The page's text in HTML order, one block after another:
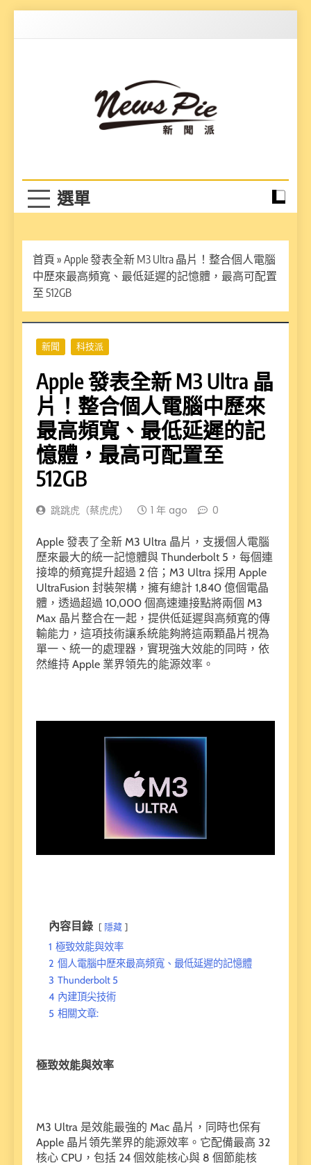
首頁 » Apple 發表全新 M3 Ultra 晶片！整合個人電腦
中歷來最高頻寬、最低延遲的記憶體，最高可配置
至 512GB
新聞 科技派
Apple 發表全新 M3 Ultra 晶
片！整合個人電腦中歷來
最高頻寬、最低延遲的記
憶體，最高可配置至
512GB
跳跳虎（蔡虎虎） 1 年 ago 0
Apple 發表了全新 M3 Ultra 晶片，支援個人電腦
歷來最大的統一記憶體與 Thunderbolt 5，每個連
接埠的頻寬提升超過 2 倍；M3 Ultra 採用 Apple
UltraFusion 封裝架構，擁有總計 1,840 億個電晶
體，透過超過 10,000 個高速連接點將兩個 M3
Max 晶片整合在一起，提供低延遲與高頻寬的傳
輸能力，這項技術讓系統能夠將這兩顆晶片視為
單一、統一的處理器，實現強大效能的同時，依
然維持 Apple 業界領先的能源效率。
內容目錄 隱藏
1 極致效能與效率
2 個人電腦中歷來最高頻寬、最低延遲的記憶體
3 Thunderbolt 5
4 內建頂尖技術
5 相關文章:
極致效能與效率
M3 Ultra 是效能最強的 Mac 晶片，同時也保有
Apple 晶片領先業界的能源效率。它配備最高 32
核心 CPU，包括 24 個效能核心與 8 個節能核